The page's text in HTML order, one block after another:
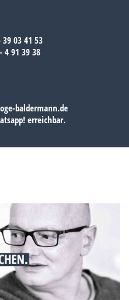
39 03 41 53
4 91 39 38
baldermann.de
erreichbar.